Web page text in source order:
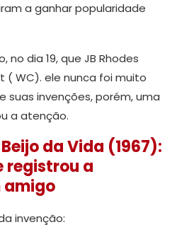
a ganhar popularidade
no dia 19, que JB Rhodes
WC). ele nunca foi muito
suas invenções, porém, uma
a atenção.
da Vida (1967):
registrou a
amigo
invenção: